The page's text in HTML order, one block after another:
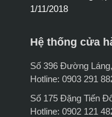
1/11/2018
Hệ thống cửa
Số 396 Đường
Hotline: 0903 291
Số 175 Đặng Tiến
Hotline: 0902 121